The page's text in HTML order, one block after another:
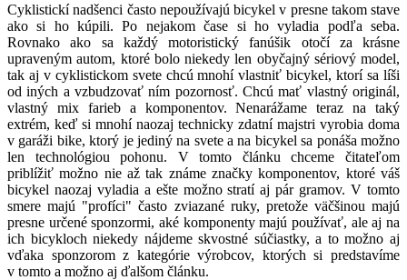
Cyklistickí nadšenci často nepoužívajú bicykel v presne takom stave
ako si ho kúpili. Po nejakom čase si ho vyladia podľa seba.
Rovnako ako sa každý motoristický fanúšik otočí za krásne
upraveným autom, ktoré bolo niekedy len obyčajný sériový model,
tak aj v cyklistickom svete chcú mnohí vlastniť bicykel, ktorí sa líši
od iných a vzbudzovať ním pozornosť. Chcú mať vlastný originál,
vlastný mix farieb a komponentov. Nenarážame teraz na taký
extrém, keď si mnohí naozaj technicky zdatní majstri vyrobia doma
v garáži bike, ktorý je jediný na svete a na bicykel sa ponáša možno
len technológiou pohonu. V tomto článku chceme čitateľom
priblížiť možno nie až tak známe značky komponentov, ktoré váš
bicykel naozaj vyladia a ešte možno stratí aj pár gramov. V tomto
smere majú "profíci" často zviazané ruky, pretože väčšinou majú
presne určené sponzormi, aké komponenty majú používať, ale aj na
ich bicykloch niekedy nájdeme skvostné súčiastky, a to možno aj
vďaka sponzorom z kategórie výrobcov, ktorých si predstavíme
v tomto a možno aj ďalšom článku.